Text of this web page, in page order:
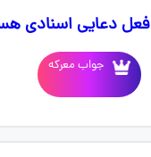
فعل دعایی اسنادی
جواب معرکه